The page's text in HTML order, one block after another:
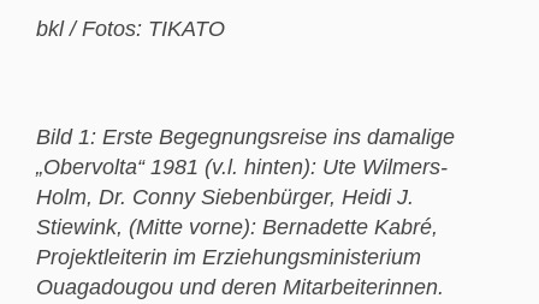
bkl / Fotos: TIKATO
Bild 1: Erste Begegnungsreise ins damalige
„Obervolta“ 1981 (v.l. hinten): Ute Wilmers-
Holm, Dr. Conny Siebenbürger, Heidi J.
Stiewink, (Mitte vorne): Bernadette Kabré,
Projektleiterin im Erziehungsministerium
Ouagadougou und deren Mitarbeiterinnen.